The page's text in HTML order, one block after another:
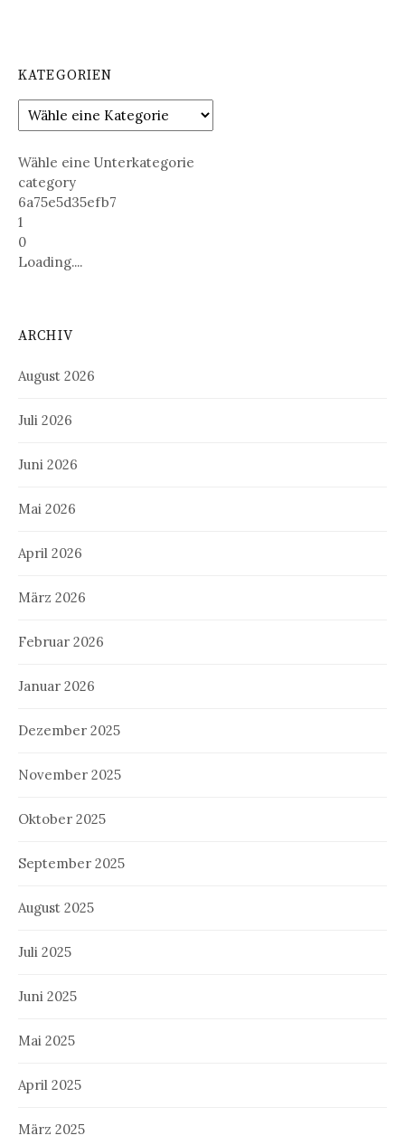
KATEGORIEN
Wähle eine Unterkategorie
category
6a75e5d35efb7
1
0
Loading....
ARCHIV
August 2026
Juli 2026
Juni 2026
Mai 2026
April 2026
März 2026
Februar 2026
Januar 2026
Dezember 2025
November 2025
Oktober 2025
September 2025
August 2025
Juli 2025
Juni 2025
Mai 2025
April 2025
März 2025